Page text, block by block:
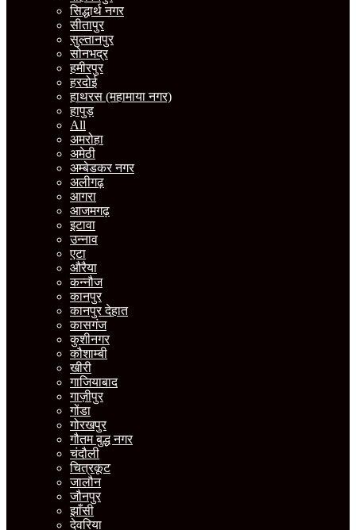
सिद्धार्थ नगर
सीतापुर
सुल्तानपुर
सोनभद्र
हमीरपुर
हरदोई
हाथरस (महामाया नगर)
हापुड़
All
अमरोहा
अमेठी
अम्बेडकर नगर
अलीगढ़
आगरा
आजमगढ़
इटावा
उन्नाव
एटा
औरैया
कन्नौज
कानपुर
कानपुर देहात
कासगंज
कुशीनगर
कौशाम्बी
खीरी
गाजियाबाद
गाज़ीपुर
गोंडा
गोरखपुर
गौतम बुद्ध नगर
चंदौली
चित्रकूट
जालौन
जौनपुर
झाँसी
देवरिया